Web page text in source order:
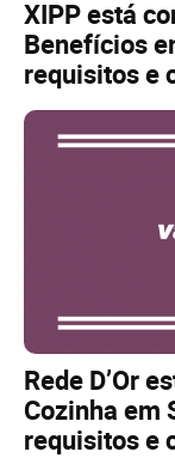
XIPP está
Benefícios
requisitos e
Rede D’Or
Cozinha em
requisitos e